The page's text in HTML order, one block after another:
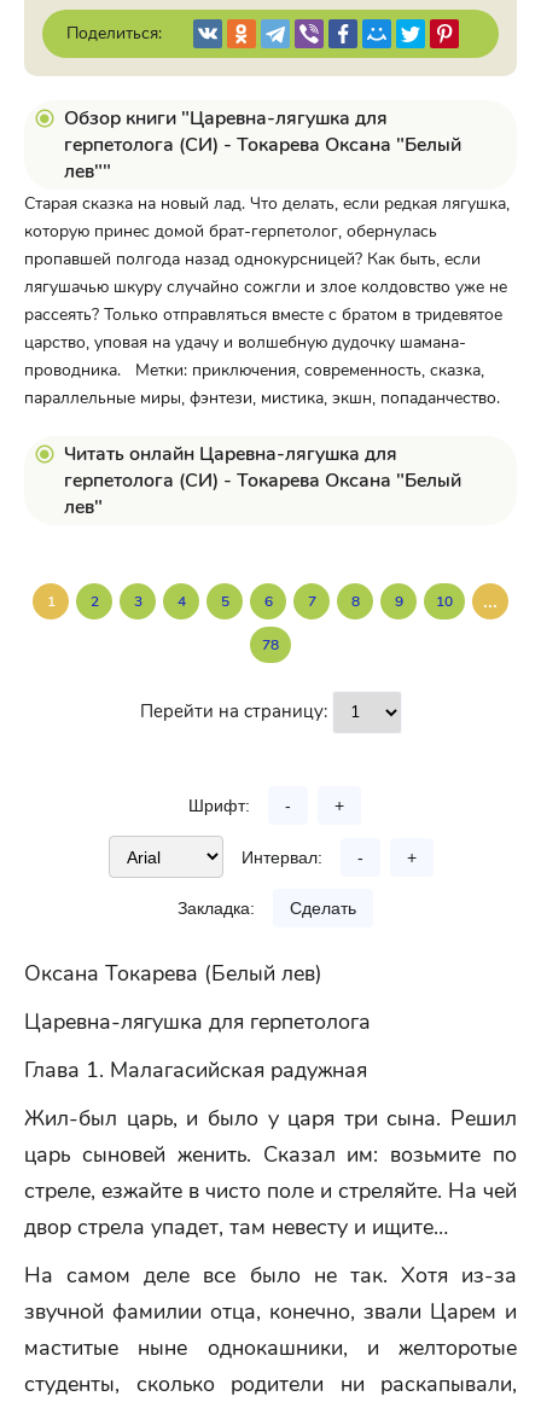
Поделиться:
Обзор книги "Царевна-лягушка для
герпетолога (СИ) - Токарева Оксана "Белый
лев""
Старая сказка на новый лад. Что делать, если редкая лягушка,
которую принес домой брат-герпетолог, обернулась
пропавшей полгода назад однокурсницей? Как быть, если
лягушачью шкуру случайно сожгли и злое колдовство уже не
рассеять? Только отправляться вместе с братом в тридевятое
царство, уповая на удачу и волшебную дудочку шамана-
проводника. Метки: приключения, современность, сказка,
параллельные миры, фэнтези, мистика, экшн, попаданчество.
Читать онлайн Царевна-лягушка для
герпетолога (СИ) - Токарева Оксана "Белый
лев"
1 2 3 4 5 6 7 8 9 10 ...
78
Перейти на страницу:
Шрифт: - +
Интервал: - +
Закладка: Сделать
Оксана Токарева (Белый лев)
Царевна-лягушка для герпетолога
Глава 1. Малагасийская радужная
Жил-был царь, и было у царя три сына. Решил
царь сыновей женить. Сказал им: возьмите по
стреле, езжайте в чисто поле и стреляйте. На чей
двор стрела упадет, там невесту и ищите…
На самом деле все было не так. Хотя из-за
звучной фамилии отца, конечно, звали Царем и
маститые ныне однокашники, и желторотые
студенты, сколько родители ни раскапывали,